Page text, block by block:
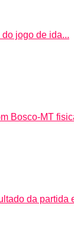
jogo de ida...
Bosco-MT
da partida